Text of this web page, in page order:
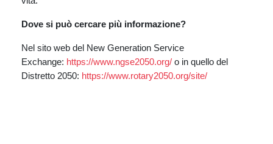
Dove si può cercare più informazione?
Nel sito web del New Generation Service
Exchange: https://www.ngse2050.org/ o in quello del
Distretto 2050: https://www.rotary2050.org/site/